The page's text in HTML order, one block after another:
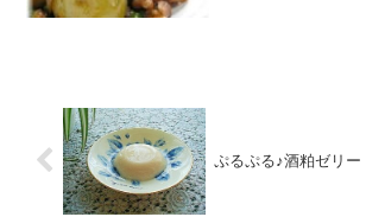
ぷるぷる♪酒粕ゼリー